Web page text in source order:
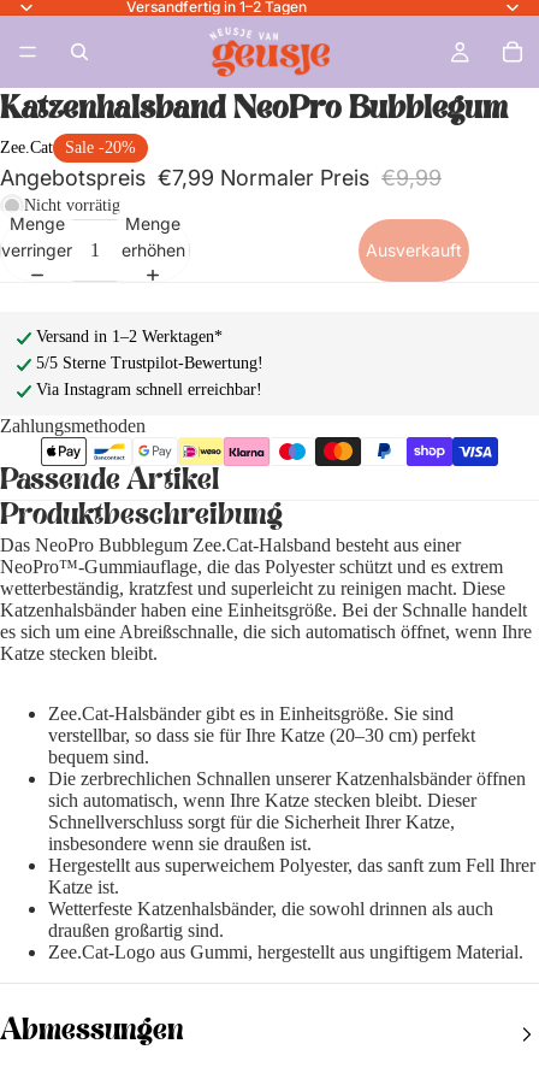
Versandfertig in 1–2 Tagen
Katzenhalsband NeoPro Bubblegum
Zee.Cat Sale -20%
Angebotspreis €7,99 Normaler Preis €9,99
Nicht vorrätig
Menge
verringern
Menge
erhöhen
Ausverkauft
Versand in 1–2 Werktagen*
5/5 Sterne Trustpilot-Bewertung!
Via Instagram schnell erreichbar!
Zahlungsmethoden
Passende Artikel
Produktbeschreibung
Das NeoPro Bubblegum Zee.Cat-Halsband besteht aus einer
NeoPro™-Gummiauflage, die das Polyester schützt und es extrem
wetterbeständig, kratzfest und superleicht zu reinigen macht. Diese
Katzenhalsbänder haben eine Einheitsgröße. Bei der Schnalle handelt
es sich um eine Abreißschnalle, die sich automatisch öffnet, wenn Ihre
Katze stecken bleibt.
Zee.Cat-Halsbänder gibt es in Einheitsgröße. Sie sind
verstellbar, so dass sie für Ihre Katze (20–30 cm) perfekt
bequem sind.
Die zerbrechlichen Schnallen unserer Katzenhalsbänder öffnen
sich automatisch, wenn Ihre Katze stecken bleibt. Dieser
Schnellverschluss sorgt für die Sicherheit Ihrer Katze,
insbesondere wenn sie draußen ist.
Hergestellt aus superweichem Polyester, das sanft zum Fell Ihrer
Katze ist.
Wetterfeste Katzenhalsbänder, die sowohl drinnen als auch
draußen großartig sind.
Zee.Cat-Logo aus Gummi, hergestellt aus ungiftigem Material.
Abmessungen